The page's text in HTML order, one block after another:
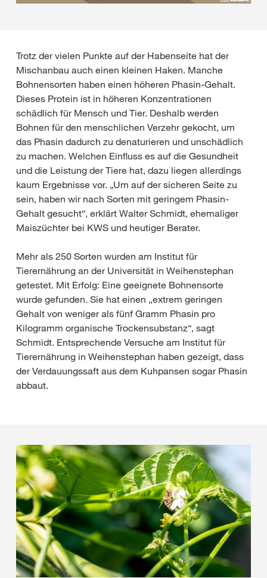
Trotz der vielen Punkte auf der Habenseite hat der
Mischanbau auch einen kleinen Haken. Manche
Bohnensorten haben einen höheren Phasin-Gehalt.
Dieses Protein ist in höheren Konzentrationen
schädlich für Mensch und Tier. Deshalb werden
Bohnen für den menschlichen Verzehr gekocht, um
das Phasin dadurch zu denaturieren und unschädlich
zu machen. Welchen Einfluss es auf die Gesundheit
und die Leistung der Tiere hat, dazu liegen allerdings
kaum Ergebnisse vor. „Um auf der sicheren Seite zu
sein, haben wir nach Sorten mit geringem Phasin-
Gehalt gesucht“, erklärt Walter Schmidt, ehemaliger
Maiszüchter bei KWS und heutiger Berater.
Mehr als 250 Sorten wurden am Institut für
Tierernährung an der Universität in Weihenstephan
getestet. Mit Erfolg: Eine geeignete Bohnensorte
wurde gefunden. Sie hat einen „extrem geringen
Gehalt von weniger als fünf Gramm Phasin pro
Kilogramm organische Trockensubstanz“, sagt
Schmidt. Entsprechende Versuche am Institut für
Tierernährung in Weihenstephan haben gezeigt, dass
der Verdauungssaft aus dem Kuhpansen sogar Phasin
abbaut.